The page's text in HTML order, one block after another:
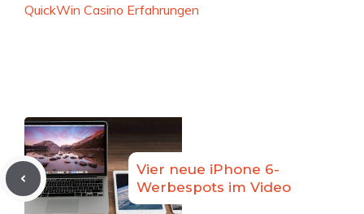
QuickWin Casino Erfahrungen
Vier neue iPhone 6-
Werbespots im Video